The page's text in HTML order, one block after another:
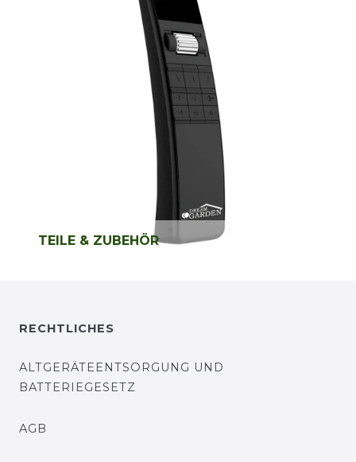
TEILE & ZUBEHÖR
RECHTLICHES
ALTGERÄTEENTSORGUNG UND
BATTERIEGESETZ
AGB